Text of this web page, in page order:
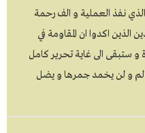
نفذ العملية و الف رحمة
الذين اكدوا ان المقاومة في
و ستبقى الى غاية تحرير كامل
و لن يخمد جمرها و يضل